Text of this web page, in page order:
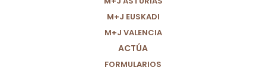
M+J EUSKADI
M+J VALENCIA
ACTÚA
FORMULARIOS